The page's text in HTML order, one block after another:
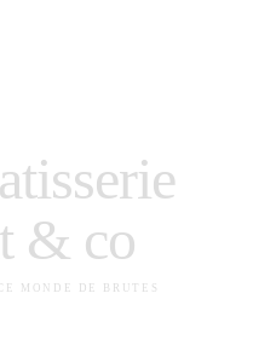
& co
MONDE DE BRUTES